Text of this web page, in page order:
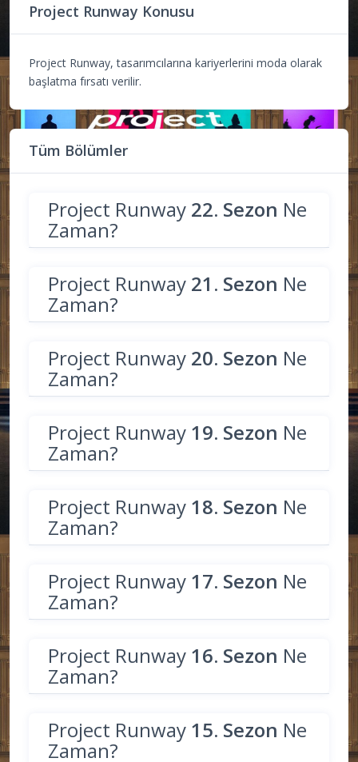
Project Runway Konusu
Project Runway, tasarımcılarına kariyerlerini moda olarak
başlatma fırsatı verilir.
Tüm Bölümler
Project Runway 22. Sezon Ne
Zaman?
Project Runway 21. Sezon Ne
Zaman?
Project Runway 20. Sezon Ne
Zaman?
Project Runway 19. Sezon Ne
Zaman?
Project Runway 18. Sezon Ne
Zaman?
Project Runway 17. Sezon Ne
Zaman?
Project Runway 16. Sezon Ne
Zaman?
Project Runway 15. Sezon Ne
Zaman?